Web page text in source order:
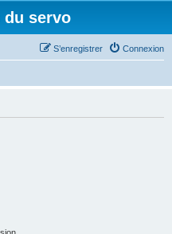
du servo
Connexion
S’enregistrer